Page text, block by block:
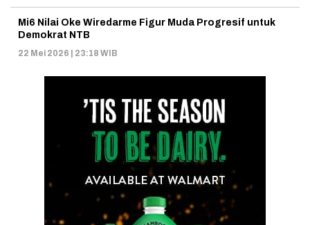
Mi6 Nilai Oke Wiredarme Figur Muda Progresif untuk
Demokrat NTB
22 Mei 2026 | 23:18 WIB